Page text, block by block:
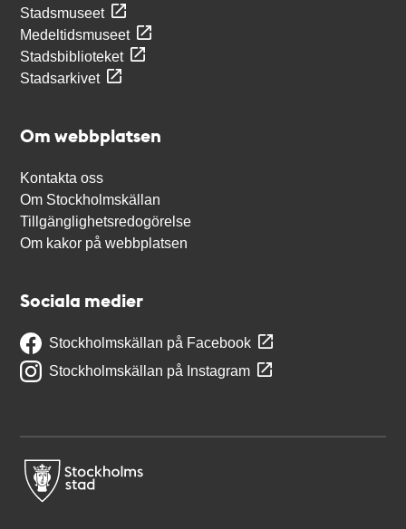
Stadsmuseet
Medeltidsmuseet
Stadsbiblioteket
Stadsarkivet
Om webbplatsen
Kontakta oss
Om Stockholmskällan
Tillgänglighetsredogörelse
Om kakor på webbplatsen
Sociala medier
Stockholmskällan på Facebook
Stockholmskällan på Instagram